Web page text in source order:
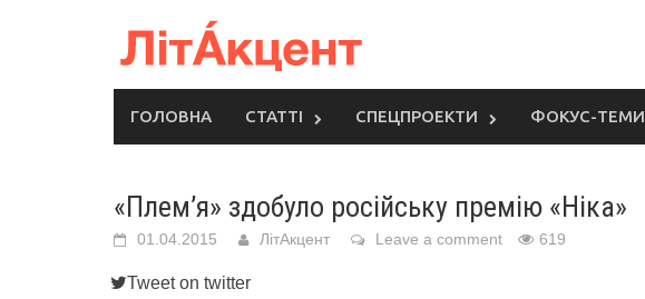
ГОЛОВНА СТАТТІ СПЕЦПРОЕКТИ ФОКУС-ТЕМИ
«Плем’я» здобуло російську премію «Ніка»
01.04.2015 ЛітАкцент Leave a comment 619
Tweet on twitter